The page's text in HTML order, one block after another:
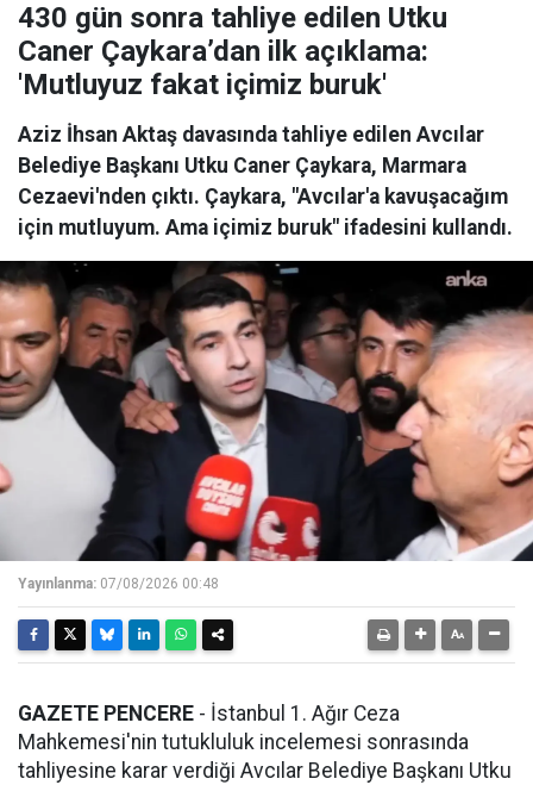
430 gün sonra tahliye edilen Utku
Caner Çaykara’dan ilk açıklama:
'Mutluyuz fakat içimiz buruk'
Aziz İhsan Aktaş davasında tahliye edilen Avcılar
Belediye Başkanı Utku Caner Çaykara, Marmara
Cezaevi'nden çıktı. Çaykara, "Avcılar'a kavuşacağım
için mutluyum. Ama içimiz buruk" ifadesini kullandı.
Yayınlanma: 07/08/2026 00:48
GAZETE PENCERE - İstanbul 1. Ağır Ceza
Mahkemesi'nin tutukluluk incelemesi sonrasında
tahliyesine karar verdiği Avcılar Belediye Başkanı Utku